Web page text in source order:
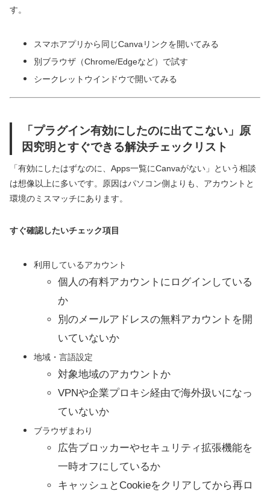
す。
スマホアプリから同じCanvaリンクを開いてみる
別ブラウザ（Chrome/Edgeなど）で試す
シークレットウインドウで開いてみる
「プラグイン有効にしたのに出てこない」原
因究明とすぐできる解決チェックリスト
「有効にしたはずなのに、Apps一覧にCanvaがない」という相談
は想像以上に多いです。原因はパソコン側よりも、アカウントと
環境のミスマッチにあります。
すぐ確認したいチェック項目
利用しているアカウント
個人の有料アカウントにログインしている
か
別のメールアドレスの無料アカウントを開
いていないか
地域・言語設定
対象地域のアカウントか
VPNや企業プロキシ経由で海外扱いになっ
ていないか
ブラウザまわり
広告ブロッカーやセキュリティ拡張機能を
一時オフにしているか
キャッシュとCookieをクリアしてから再ロ